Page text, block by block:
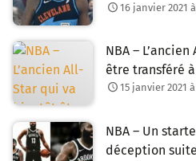
16 janvier 2021
NBA –
être transféré à
15 janvier 2021
NBA – Un
déception